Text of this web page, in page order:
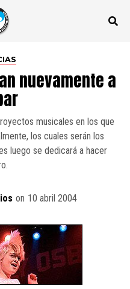
nuevamente a
musicales en los que
los cuales serán los
luego se dedicará a hacer
on 10 abril 2004